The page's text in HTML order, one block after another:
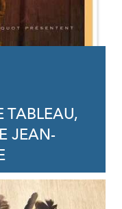
TABLEAU,
JEAN-